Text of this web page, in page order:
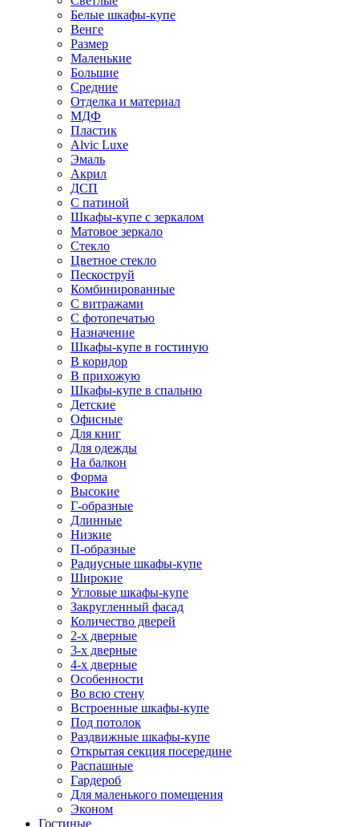
Белые шкафы-купе
Венге
Размер
Маленькие
Большие
Средние
Отделка и материал
МДФ
Пластик
Alvic Luxe
Эмаль
Акрил
ДСП
С патиной
Шкафы-купе с зеркалом
Матовое зеркало
Стекло
Цветное стекло
Пескоструй
Комбинированные
С витражами
С фотопечатью
Назначение
Шкафы-купе в гостиную
В коридор
В прихожую
Шкафы-купе в спальню
Детские
Офисные
Для книг
Для одежды
На балкон
Форма
Высокие
Г-образные
Длинные
Низкие
П-образные
Радиусные шкафы-купе
Широкие
Угловые шкафы-купе
Закругленный фасад
Количество дверей
2-х дверные
3-х дверные
4-х дверные
Особенности
Во всю стену
Встроенные шкафы-купе
Под потолок
Раздвижные шкафы-купе
Открытая секция посередине
Распашные
Гардероб
Для маленького помещения
Эконом
Гостиные